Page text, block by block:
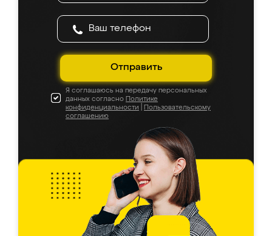
Отправить
Я соглашаюсь на передачу персональных
данных согласно Политике
конфиденциальности
Пользовательскому
соглашению